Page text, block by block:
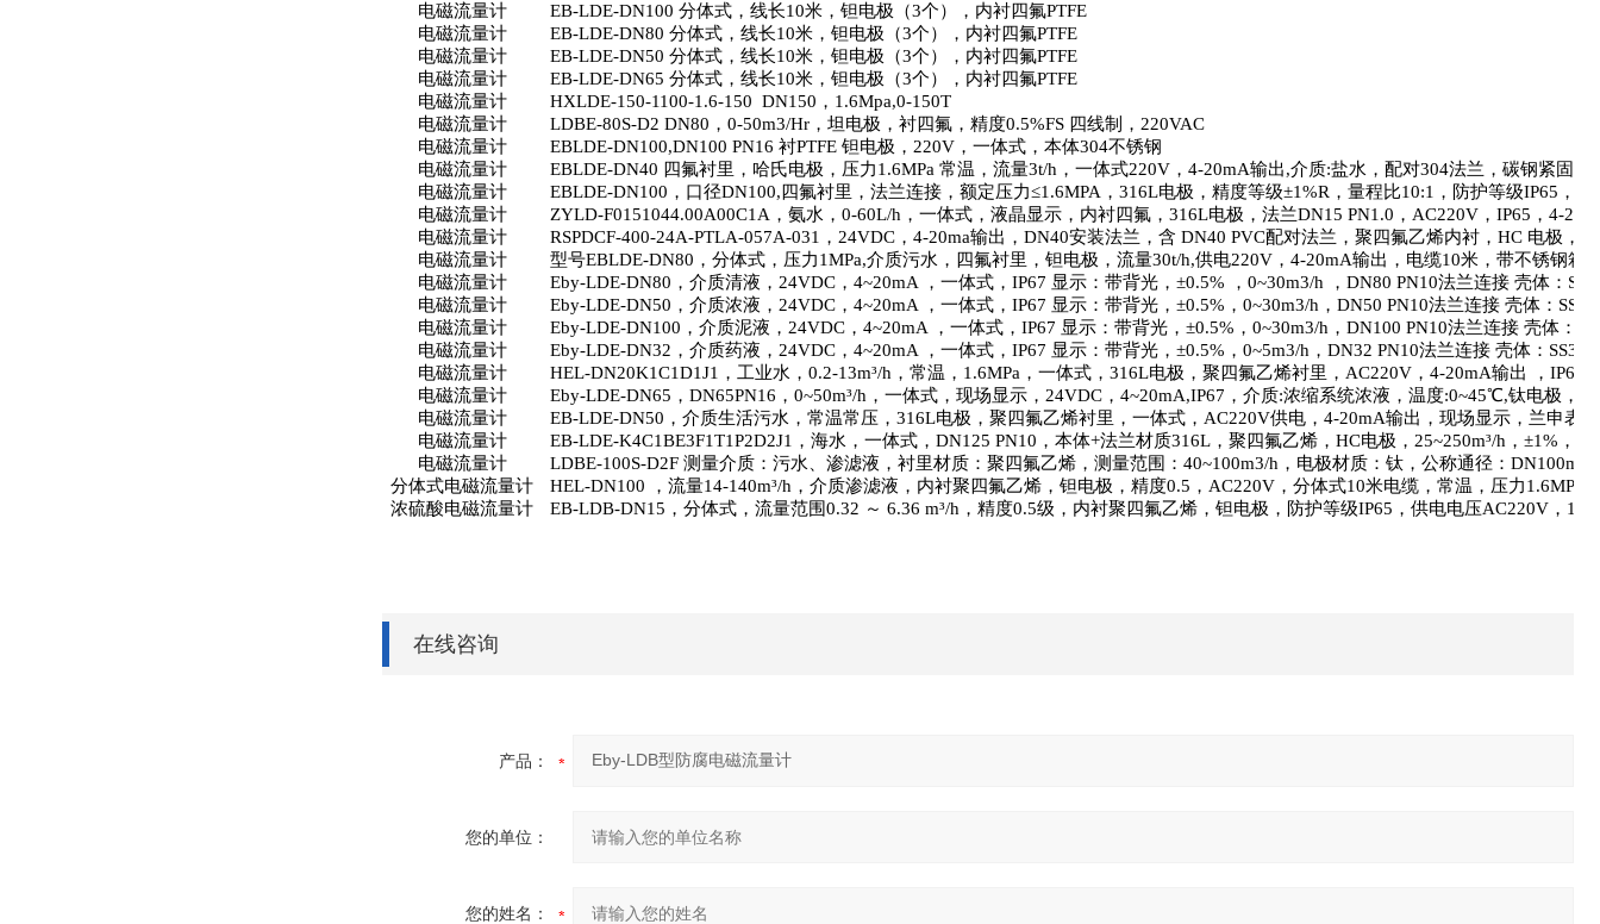
电磁流量计
EB-LDE-DN100 分体式，线长10米，钽电极（3个），内衬四氟PTFE
电磁流量计
EB-LDE-DN80 分体式，线长10米，钽电极（3个），内衬四氟PTFE
电磁流量计
EB-LDE-DN50 分体式，线长10米，钽电极（3个），内衬四氟PTFE
电磁流量计
EB-LDE-DN65 分体式，线长10米，钽电极（3个），内衬四氟PTFE
电磁流量计
HXLDE-150-1100-1.6-150 DN150 ， 1.6Mpa,0-150T
电磁流量计
LDBE-80S-D2 DN80 ， 0-50m3/Hr ，坦电极，衬四氟，精度0.5%FS 四线制， 220VAC
电磁流量计
EBLDE-DN100,DN100 PN16 衬PTFE 钽电极， 220V ，一体式，本体304不锈钢
电磁流量计
EBLDE-DN40 四氟衬里，哈氏电极，压力1.6MPa 常温，流量3t/h ，一体式220V ， 4-20mA输出,介质:盐水，配对304法兰，碳钢紧固件
电磁流量计
EBLDE-DN100 ，口径DN100, 四氟衬里，法兰连接，额定压力≤1.6MPA ， 316L电极，精度等级±1%R ，量程比10:1 ，防护等级IP65 ，
电磁流量计
ZYLD-F0151044.00A00C1A ，氨水， 0-60L/h ，一体式，液晶显示，内衬四氟， 316L电极，法兰DN15 PN1.0 ， AC220V ， IP65 ， 4-
电磁流量计
RSPDCF-400-24A-PTLA-057A-031 ， 24VDC ， 4-20ma输出， DN40安装法兰，含 DN40 PVC配对法兰，聚四氟乙烯内衬， HC 电极，
电磁流量计
型号EBLDE-DN80 ，分体式，压力1MPa,介质污水，四氟衬里，钽电极，流量30t/h,供电220V ， 4-20mA输出，电缆10米，带不锈钢箱
电磁流量计
Eby-LDE-DN80 ，介质清液， 24VDC ， 4~20mA ，一体式， IP67 显示：带背光，±0.5% ， 0~30m3/h ， DN80 PN10法兰连接 壳体：
电磁流量计
Eby-LDE-DN50 ，介质浓液， 24VDC ， 4~20mA ，一体式， IP67 显示：带背光，±0.5% ， 0~30m3/h ， DN50 PN10法兰连接 壳体：
电磁流量计
Eby-LDE-DN100 ，介质泥液， 24VDC ， 4~20mA ，一体式， IP67 显示：带背光，±0.5% ， 0~30m3/h ， DN100 PN10法兰连接 壳体：
电磁流量计
Eby-LDE-DN32 ，介质药液， 24VDC ， 4~20mA ，一体式， IP67 显示：带背光，±0.5% ， 0~5m3/h ， DN32 PN10法兰连接 壳体： SS304
电磁流量计
HEL-DN20K1C1D1J1 ，工业水， 0.2-13m³/h ，常温， 1.6MPa ，一体式， 316L电极，聚四氟乙烯衬里， AC220V ， 4-20mA输出 ， IP67
电磁流量计
Eby-LDE-DN65 ， DN65PN16 ， 0~50m³/h ，一体式，现场显示， 24VDC ， 4~20mA,IP67 ，介质:浓缩系统浓液，温度:0~45℃,钛电极，
电磁流量计
EB-LDE-DN50 ，介质生活污水，常温常压， 316L电极，聚四氟乙烯衬里，一体式， AC220V供电， 4-20mA输出，现场显示，兰申表头
电磁流量计
EB-LDE-K4C1BE3F1T1P2D2J1 ，海水，一体式， DN125 PN10 ，本体+法兰材质316L ，聚四氟乙烯， HC电极， 25~250m³/h ，±1% ，
电磁流量计
LDBE-100S-D2F 测量介质：污水、渗滤液，衬里材质：聚四氟乙烯，测量范围： 40~100m3/h ，电极材质：钛，公称通径： DN100mm
分体式电磁流量计
HEL-DN100 ，流量14-140m³/h ，介质渗滤液，内衬聚四氟乙烯，钽电极，精度0.5 ， AC220V ，分体式10米电缆，常温，压力1.6MPa
浓硫酸电磁流量计
EB-LDB-DN15 ，分体式，流量范围0.32 ～ 6.36 m³/h ，精度0.5级，内衬聚四氟乙烯，钽电极，防护等级IP65 ，供电电压AC220V ， 10m
在线咨询
产品：
您的单位：
您的姓名：